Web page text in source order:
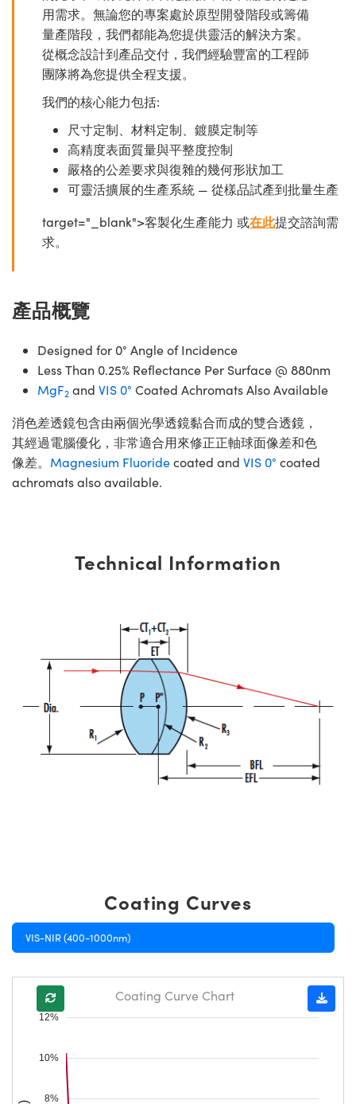
用需求。無論您的專案處於原型開發階段或籌備
量產階段，我們都能為您提供靈活的解決方案。
從概念設計到產品交付，我們經驗豐富的工程師
團隊將為您提供全程支援。
我們的核心能力包括:
尺寸定制、材料定制、鍍膜定制等
高精度表面質量與平整度控制
嚴格的公差要求與復雜的幾何形狀加工
可靈活擴展的生產系統 — 從樣品試產到批量生產
target="_blank">客製化生產能力 或在此提交諮詢需
求。
產品概覽
Designed for 0° Angle of Incidence
Less Than 0.25% Reflectance Per Surface @ 880nm
MgF2 and VIS 0° Coated Achromats Also Available
消色差透鏡包含由兩個光學透鏡黏合而成的雙合透鏡，
其經過電腦優化，非常適合用來修正正軸球面像差和色
像差。 Magnesium Fluoridecoated and VIS 0° coated
achromats also available.
Technical Information
Coating Curves
VIS-NIR (400-1000nm)
8%
10%
12%
Coating Curve Chart